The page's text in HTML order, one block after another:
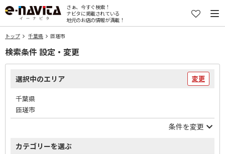
さぁ、今すぐ検索！
ナビタに掲載されている
地元のお店の情報が満載！
トップ 千葉県 匝瑳市
検索条件 設定・変更
選択中のエリア 変更
千葉県
匝瑳市
条件を変更
カテゴリーを選ぶ